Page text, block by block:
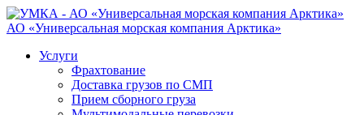
АО «Универсальная морская компания Арктика»
Услуги
Фрахтование
Доставка грузов по СМП
Прием сборного груза